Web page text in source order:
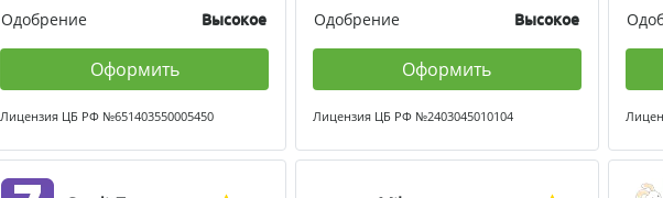
Одобрение
Высокое
Оформить
Лицензия ЦБ РФ №651403550005450
Одобрение
Высокое
Оформить
Лицензия ЦБ РФ №2403045010104